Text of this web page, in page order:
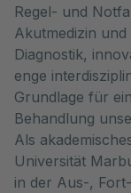
Regel- und
Akutmedizin
Diagnostik,
enge
Grundlage für
Behandlung
Als
Universität
in der Aus-,